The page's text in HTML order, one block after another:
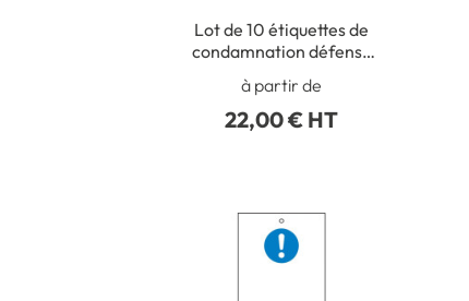
Lot de 10 étiquettes de
condamnation défense
à partir de
22,00 € HT